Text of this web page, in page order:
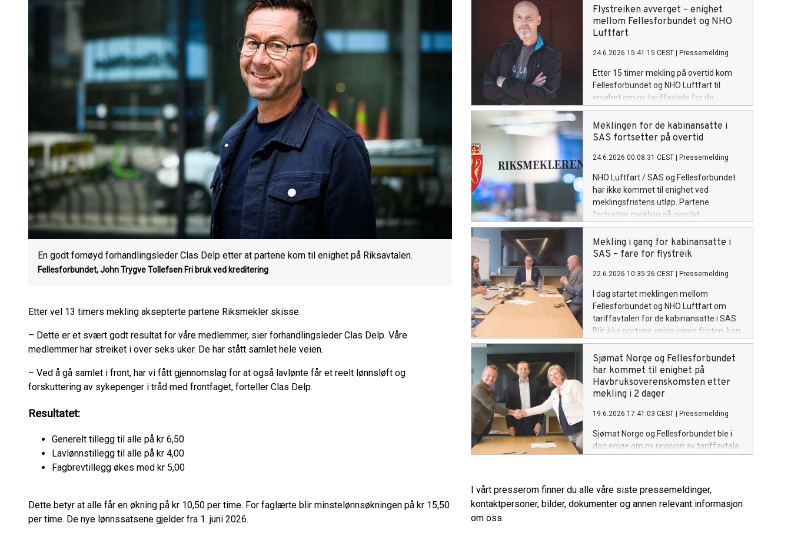
En godt fornøyd forhandlingsleder Clas Delp etter at partene kom til enighet på Riksavtalen.
Fellesforbundet, John Trygve Tollefsen Fri bruk ved kreditering
Etter vel 13 timers mekling aksepterte partene Riksmekler skisse.
– Dette er et svært godt resultat for våre medlemmer, sier forhandlingsleder Clas Delp. Våre
medlemmer har streiket i over seks uker. De har stått samlet hele veien.
– Ved å gå samlet i front, har vi fått gjennomslag for at også lavlønte får et reelt lønnsløft og
forskuttering av sykepenger i tråd med frontfaget, forteller Clas Delp.
Resultatet:
Generelt tillegg til alle på kr 6,50
Lavlønnstillegg til alle på kr 4,00
Fagbrevtillegg økes med kr 5,00
Dette betyr at alle får en økning på kr 10,50 per time. For faglærte blir minstelønnsøkningen på kr 15,50
per time. De nye lønnssatsene gjelder fra 1. juni 2026.
ut ny plassfratredelse for samtlige av
forbundets medlemmer på SAS
Kabinavtalen.
Flystreiken avverget – enighet
mellom Fellesforbundet og NHO
Luftfart
24.6.2026 15:41:15 CEST Pressemelding
Etter 15 timer mekling på overtid kom
Fellesforbundet og NHO Luftfart til
enighet om ny tariffavtale for de
kabinansatte i SAS. Flystreiken er
dermed avverget.
Meklingen for de kabinansatte i
SAS fortsetter på overtid
24.6.2026 00:08:31 CEST Pressemelding
NHO Luftfart / SAS og Fellesforbundet
har ikke kommet til enighet ved
meklingsfristens utløp. Partene
fortsetter mekling på overtid.
Mekling i gang for kabinansatte i
SAS – fare for flystreik
22.6.2026 10:35:26 CEST Pressemelding
I dag startet meklingen mellom
Fellesforbundet og NHO Luftfart om
tariffavtalen for de kabinansatte i SAS.
Blir ikke partene enige innen fristen, kan
det bli streik fra onsdag.
Sjømat Norge og Fellesforbundet
har kommet til enighet på
Havbruksoverenskomsten etter
mekling i 2 dager
19.6.2026 17:41:03 CEST Pressemelding
Sjømat Norge og Fellesforbundet ble i
dag enige om ny revisjon av tariffavtale
avtalen sikrer medlemmene en
lønnsvekst og forskuttering av
sykepenger helt i tråd med frontfaget.
I vårt presserom finner du alle våre siste pressemeldinger,
kontaktpersoner, bilder, dokumenter og annen relevant informasjon
om oss.